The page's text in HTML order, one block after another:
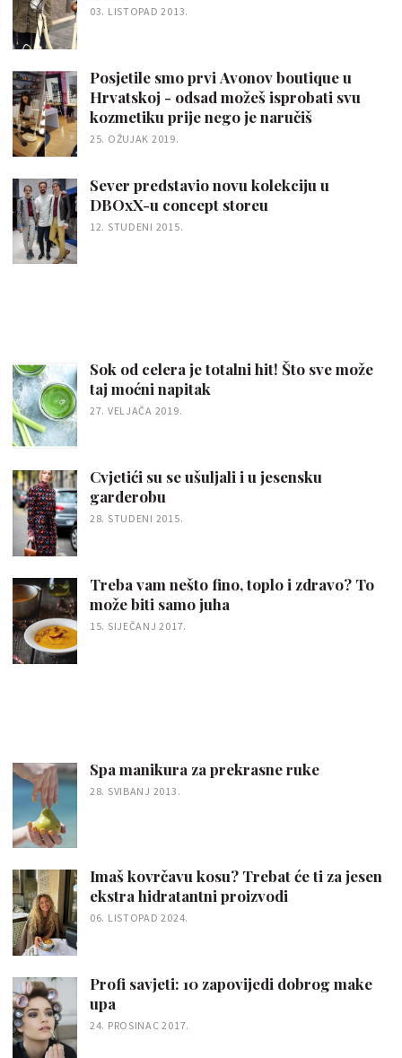
03. LISTOPAD 2013.
Posjetile smo prvi Avonov boutique u
Hrvatskoj - odsad možeš isprobati svu
kozmetiku prije nego je naručiš
25. OŽUJAK 2019.
Sever predstavio novu kolekciju u
DBOxX-u concept storeu
12. STUDENI 2015.
Sok od celera je totalni hit! Što sve može
taj moćni napitak
27. VELJAČA 2019.
Cvjetići su se ušuljali i u jesensku
garderobu
28. STUDENI 2015.
Treba vam nešto fino, toplo i zdravo? To
može biti samo juha
15. SIJEČANJ 2017.
Spa manikura za prekrasne ruke
28. SVIBANJ 2013.
Imaš kovrčavu kosu? Trebat će ti za jesen
ekstra hidratantni proizvodi
06. LISTOPAD 2024.
Profi savjeti: 10 zapovijedi dobrog make
upa
24. PROSINAC 2017.